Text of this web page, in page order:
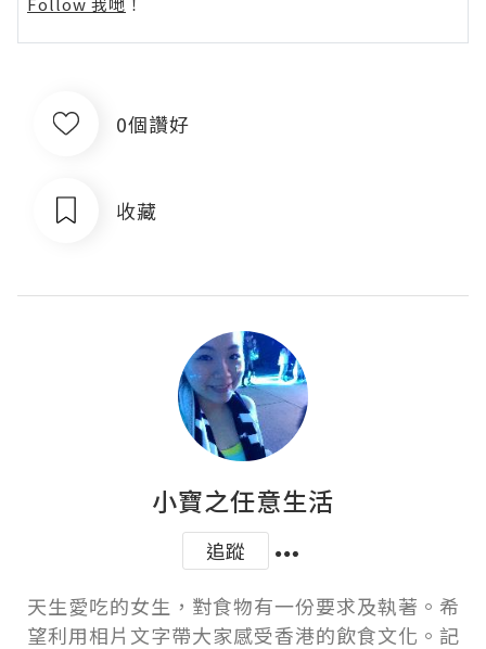
0個讚好
收藏
小寶之任意生活
追蹤
天生愛吃的女生，對食物有一份要求及執著。希
望利用相片文字帶大家感受香港的飲食文化。記